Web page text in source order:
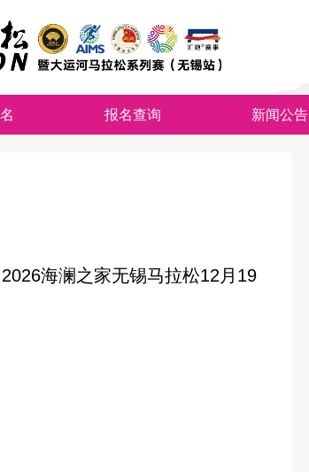
报名查询 新闻公告
海澜之家无锡马拉松12月19